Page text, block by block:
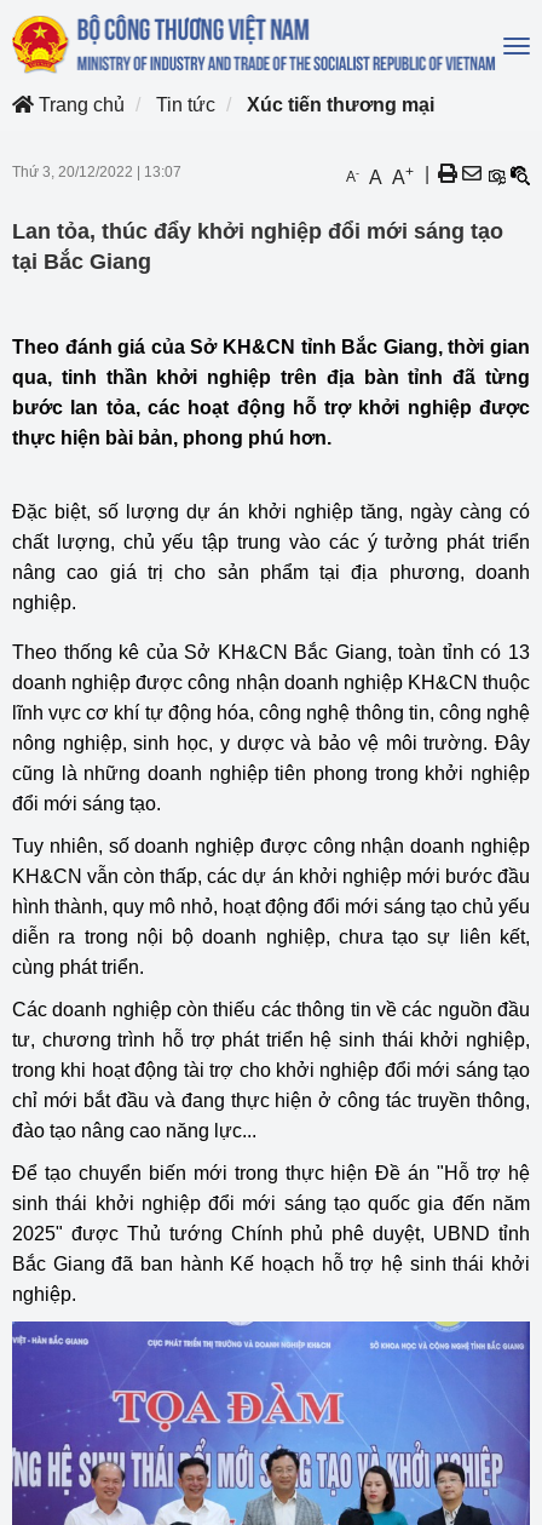
Trang chủ
Tin tức Xúc tiến thương mại
Thứ 3, 20/12/2022 13:07 A- A A+
Lan tỏa, thúc đẩy khởi nghiệp đổi mới sáng tạo
tại Bắc Giang
Theo đánh giá của Sở KH&CN tỉnh Bắc Giang, thời gian
qua, tinh thần khởi nghiệp trên địa bàn tỉnh đã từng
bước lan tỏa, các hoạt động hỗ trợ khởi nghiệp được
thực hiện bài bản, phong phú hơn.
Đặc biệt, số lượng dự án khởi nghiệp tăng, ngày càng có
chất lượng, chủ yếu tập trung vào các ý tưởng phát triển
nâng cao giá trị cho sản phẩm tại địa phương, doanh
nghiệp.
Theo thống kê của Sở KH&CN Bắc Giang, toàn tỉnh có 13
doanh nghiệp được công nhận doanh nghiệp KH&CN thuộc
lĩnh vực cơ khí tự động hóa, công nghệ thông tin, công nghệ
nông nghiệp, sinh học, y dược và bảo vệ môi trường. Đây
cũng là những doanh nghiệp tiên phong trong khởi nghiệp
đổi mới sáng tạo.
Tuy nhiên, số doanh nghiệp được công nhận doanh nghiệp
KH&CN vẫn còn thấp, các dự án khởi nghiệp mới bước đầu
hình thành, quy mô nhỏ, hoạt động đổi mới sáng tạo chủ yếu
diễn ra trong nội bộ doanh nghiệp, chưa tạo sự liên kết,
cùng phát triển.
Các doanh nghiệp còn thiếu các thông tin về các nguồn đầu
tư, chương trình hỗ trợ phát triển hệ sinh thái khởi nghiệp,
trong khi hoạt động tài trợ cho khởi nghiệp đổi mới sáng tạo
chỉ mới bắt đầu và đang thực hiện ở công tác truyền thông,
đào tạo nâng cao năng lực...
Để tạo chuyển biến mới trong thực hiện Đề án "Hỗ trợ hệ
sinh thái khởi nghiệp đổi mới sáng tạo quốc gia đến năm
2025" được Thủ tướng Chính phủ phê duyệt, UBND tỉnh
Bắc Giang đã ban hành Kế hoạch hỗ trợ hệ sinh thái khởi
nghiệp.